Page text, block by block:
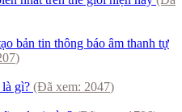
bản tin thông báo âm thanh tự
)
gì? (Đã xem: 2047)